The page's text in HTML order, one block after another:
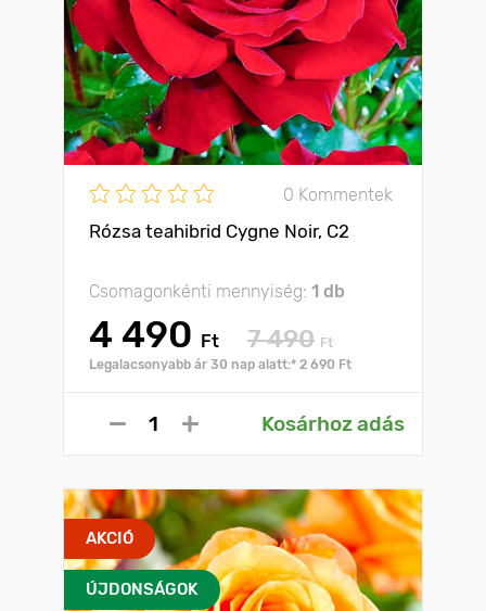
0 Kommentek
Rózsa teahibrid Cygne Noir, C2
Csomagonkénti mennyiség: 1 db
4 490 Ft 7 490 Ft
Legalacsonyabb ár 30 nap alatt:* 2 690 Ft
Kosárhoz adás
AKCIÓ
ÚJDONSÁGOK